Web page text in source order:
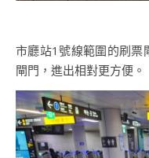
市廳站1號線範圍的刷票
閘門，進出相對更方便。